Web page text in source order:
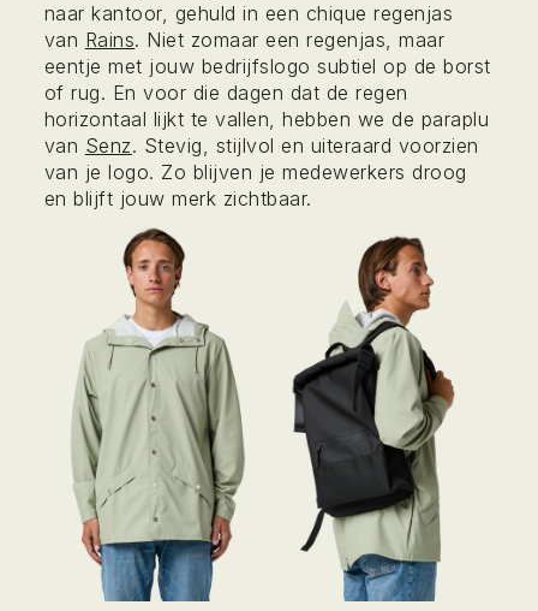
naar kantoor, gehuld in een chique regenjas
van Rains. Niet zomaar een regenjas, maar
eentje met jouw bedrijfslogo subtiel op de borst
of rug. En voor die dagen dat de regen
horizontaal lijkt te vallen, hebben we de paraplu
van Senz. Stevig, stijlvol en uiteraard voorzien
van je logo. Zo blijven je medewerkers droog
en blijft jouw merk zichtbaar.